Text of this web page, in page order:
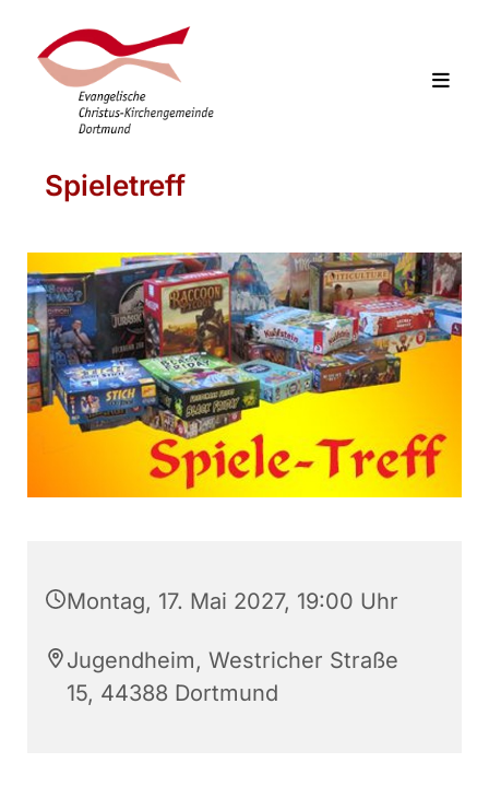
Spieletreff
Montag, 17. Mai 2027, 19:00 Uhr
Jugendheim, Westricher Straße
15, 44388 Dortmund